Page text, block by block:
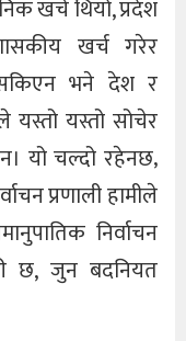
खर्च थियो, प्रदेश
खर्च गरेर
भने देश र
यस्तो यस्तो सोचेर
यो चल्दो रहेनछ‚
प्रणाली हामीले
निर्वाचन
छ, जुन बदनियत